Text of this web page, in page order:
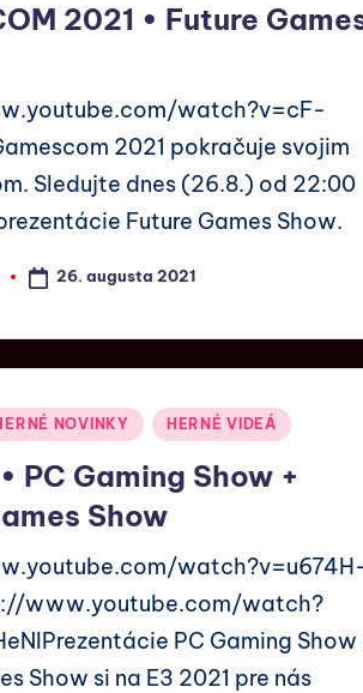
2021 • Future
watch?v=cF-
2021 pokračuje svojim
Sledujte dnes (26.8.) od 22:00
Future Games Show.
26. augusta 2021
NOVINKY HERNÉ VIDEÁ
PC Gaming Show +
Show
www.youtube.com/watch?
PC Gaming Show
Show si na E3 2021 pre nás